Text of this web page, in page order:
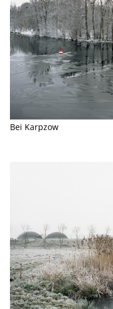
Bei Karpzow